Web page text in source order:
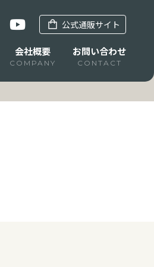
公式通販サイト
会社概要
COMPANY
お問い合わせ
CONTACT